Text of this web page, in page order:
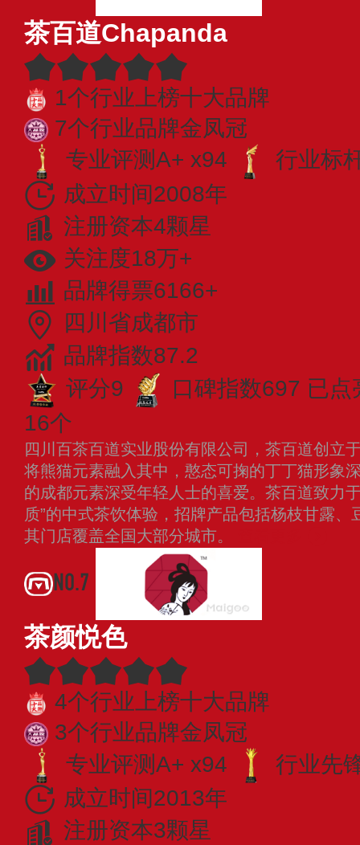
茶百道Chapanda
1个行业上榜十大品牌
7个行业品牌金凤冠
专业评测A+ x94
行业标
成立时间2008年
注册资本4颗星
关注度18万+
品牌得票6166+
四川省成都市
品牌指数87.2
评分9
口碑指数697 已点
16个
四川百茶百道实业股份有限公司，茶百道创立
将熊猫元素融入其中，憨态可掬的丁丁猫形象
的成都元素深受年轻人士的喜爱。茶百道致力
质”的中式茶饮体验，招牌产品包括杨枝甘露
其门店覆盖全国大部分城市。
NO.7
茶颜悦色
4个行业上榜十大品牌
3个行业品牌金凤冠
专业评测A+ x94
行业先
成立时间2013年
注册资本3颗星